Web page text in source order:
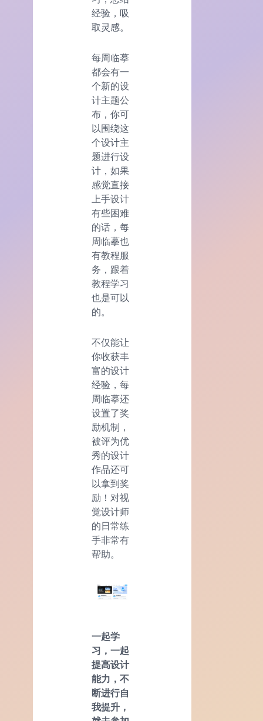
经验，吸
取灵感。
每周临摹
都会有一
个新的设
计主题公
布，你可
以围绕这
个设计主
题进行设
计，如果
感觉直接
上手设计
有些困难
的话，每
周临摹也
有教程服
务，跟着
教程学习
也是可以
的。
不仅能让
你收获丰
富的设计
经验，每
周临摹还
设置了奖
励机制，
被评为优
秀的设计
作品还可
以拿到奖
励！对视
觉设计师
的日常练
手非常有
帮助。
一起学
习，一起
提高设计
能力，不
断进行自
我提升，